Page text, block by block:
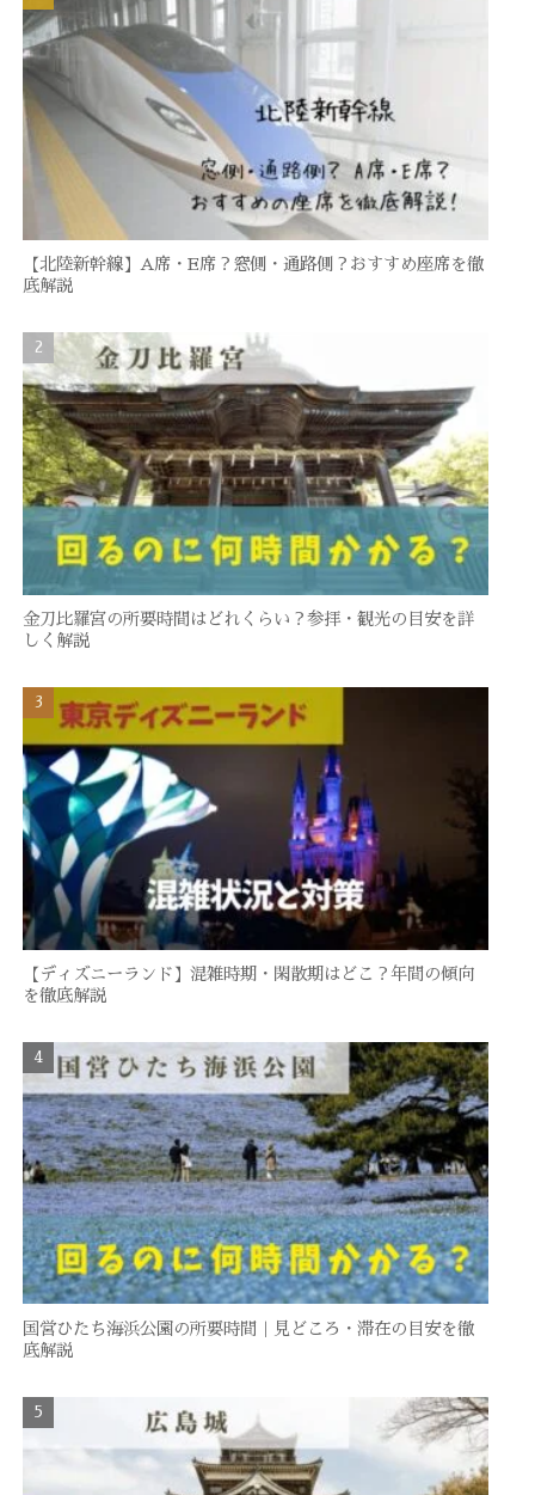
【北陸新幹線】A席・E席？窓側・通路側？おすすめ座席を徹
底解説
金刀比羅宮の所要時間はどれくらい？参拝・観光の目安を詳
しく解説
【ディズニーランド】混雑時期・閑散期はどこ？年間の傾向
を徹底解説
国営ひたち海浜公園の所要時間｜見どころ・滞在の目安を徹
底解説